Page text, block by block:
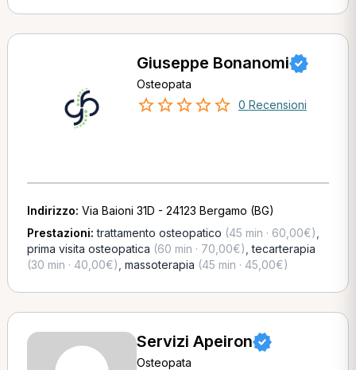
Giuseppe Bonanomi
Osteopata
0 Recensioni
Indirizzo: Via Baioni 31D - 24123 Bergamo (BG)
Prestazioni:trattamento osteopatico (45 min · 60,00€)
prima visita osteopatica (60 min · 70,00€) ,tecarterapia
(30 min · 40,00€) massoterapia (45 min · 45,00€)
Servizi Apeiron
Osteopata